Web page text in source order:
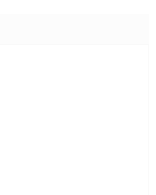
je 5 z 5 hvězdiček.
je 5 z 5 hvězdiček.